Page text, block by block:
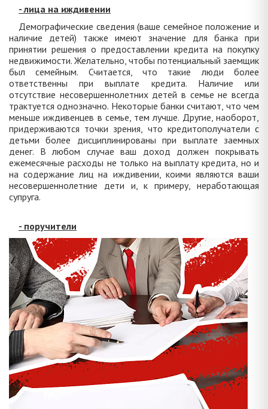
- лица на иждивении
Демографические сведения (ваше семейное положение и
наличие детей) также имеют значение для банка при
принятии решения о предоставлении кредита на покупку
недвижимости. Желательно, чтобы потенциальный заемщик
был семейным. Считается, что такие люди более
ответственны при выплате кредита. Наличие или
отсутствие несовершеннолетних детей в семье не всегда
трактуется однозначно. Некоторые банки считают, что чем
меньше иждивенцев в семье, тем лучше. Другие, наоборот,
придерживаются точки зрения, что кредитополучатели с
детьми более дисциплинированы при выплате заемных
денег. В любом случае ваш доход должен покрывать
ежемесячные расходы не только на выплату кредита, но и
на содержание лиц на иждивении, коими являются ваши
несовершеннолетние дети и, к примеру, неработающая
супруга.
- поручители